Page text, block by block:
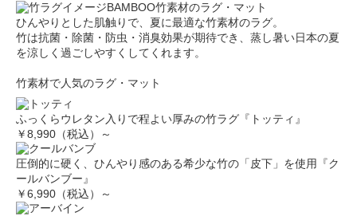
BAMBOO竹素材のラグ・マット
ひんやりとした肌触りで、夏に最適な竹素材のラグ。
竹は抗菌・除菌・防虫・消臭効果が期待でき、蒸し暑い日本の夏
を涼しく過ごしやすくしてくれます。
竹素材で人気のラグ・マット
ふっくらウレタン入りで程よい厚みの竹ラグ『トッティ』
￥8,990（税込）～
圧倒的に硬く、ひんやり感のある希少な竹の「皮下」を使用『ク
ールバンブー』
￥6,990（税込）～